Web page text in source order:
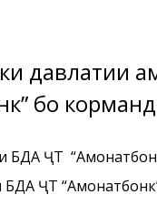
давлатии
БДА ҶТ
ҶТ